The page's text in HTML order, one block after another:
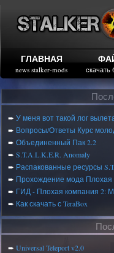
ГЛАВНАЯ
news stalker-mods скачать
➨ У меня вот такой лог
➨ Вопросы/Ответы Курс
➨ Объединенный Пак 2.2
➨ S.T.A.L.K.E.R. Anomaly
➨ Распакованные ресурсы
➨ Прохождение мода Плохая
➨ ГИД - Плохая компания 2:
➨ Как скачать с TeraBox
➨ Universal Teleport v2.0